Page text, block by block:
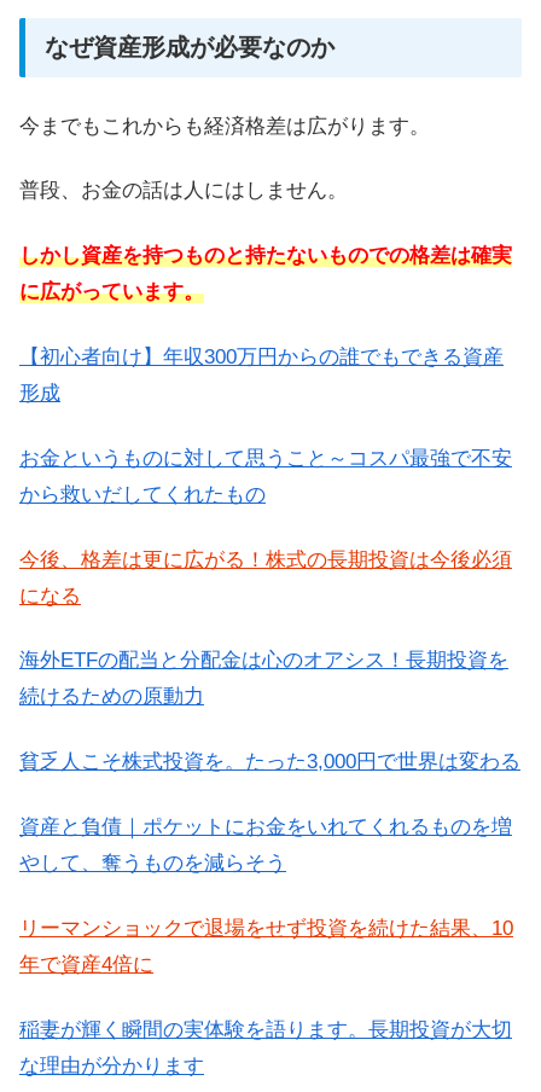
なぜ資産形成が必要なのか
今までもこれからも経済格差は広がります。
普段、お金の話は人にはしません。
しかし資産を持つものと持たないものでの格差は確実
に広がっています。
【初心者向け】年収300万円からの誰でもできる資産
形成
お金というものに対して思うこと～コスパ最強で不安
から救いだしてくれたもの
今後、格差は更に広がる！株式の長期投資は今後必須
になる
海外ETFの配当と分配金は心のオアシス！長期投資を
続けるための原動力
貧乏人こそ株式投資を。たった3,000円で世界は変わる
資産と負債｜ポケットにお金をいれてくれるものを増
やして、奪うものを減らそう
リーマンショックで退場をせず投資を続けた結果、10
年で資産4倍に
稲妻が輝く瞬間の実体験を語ります。長期投資が大切
な理由が分かります